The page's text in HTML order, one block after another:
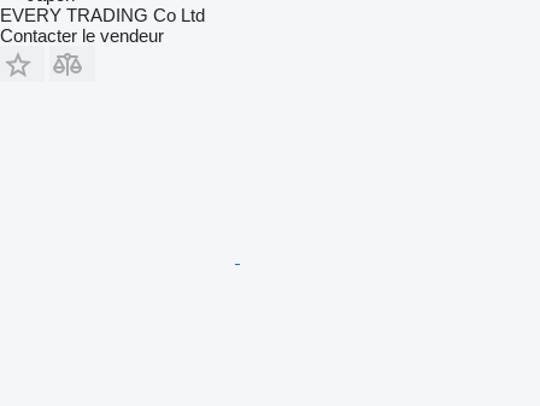
EVERY TRADING Co Ltd
Contacter le vendeur